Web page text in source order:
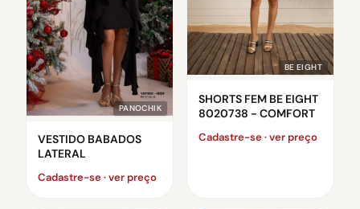
PANOCHIK
VESTIDO BABADOS
LATERAL
Cadastre-se · ver preço
BE EIGHT
SHORTS FEM BE EIGHT
8020738 - COMFORT
Cadastre-se · ver preço